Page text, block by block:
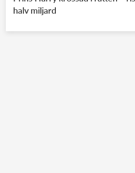
halv miljard